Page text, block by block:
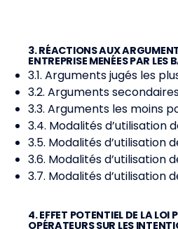
3. RÉACTIONS AUX
ENTREPRISE MENÉES PAR
3.1. Arguments jugés les
3.2. Arguments
3.3. Arguments les moins
3.4. Modalités d’utilisation
3.5. Modalités d’utilisation
3.6. Modalités d’utilisation
3.7. Modalités d’utilisation
4. EFFET POTENTIEL DE LA LOI
OPÉRATEURS SUR LES